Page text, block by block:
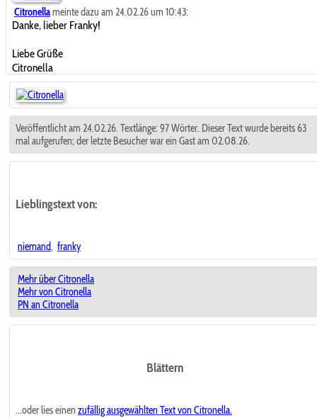
Citronellameinte dazu am 24.02.26 um 10:43:
Danke, lieber Franky!
Liebe Grüße
Citronella
Veröffentlicht am 24.02.26. Textlänge: 97 Wörter. Dieser Text wurde bereits 63
mal aufgerufen; der letzte Besucher war ein Gast am 02.08.26.
Lieblingstextvon:
niemand, franky
Mehr über Citronella
Mehr von Citronella
PN an Citronella
Blättern
...oder lies einen zufällig ausgewählten Text von Citronella.